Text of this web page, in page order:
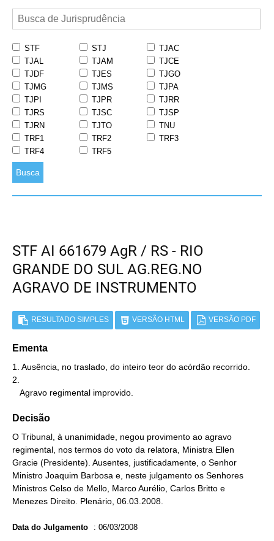
STF STJ
TJAC
TJAL
TJAM
TJCE
TJDF
TJES
TJGO
TJMG
TJMS
TJPA
TJPI
TJPR
TJRR
TJRS
TJSC
TJSP
TJRN
TJTO
TNU
TRF1
TRF2
TRF3
TRF4
TRF5
Busca
STF AI 661679 AgR / RS - RIO
GRANDE DO SUL AG.REG.NO
AGRAVO DE INSTRUMENTO
RESULTADO SIMPLES VERSÃO HTML VERSÃO PDF
Ementa
1. Ausência, no traslado, do inteiro teor do acórdão recorrido.
2.
   Agravo regimental improvido.
Decisão
O Tribunal, à unanimidade, negou provimento ao agravo
regimental, nos termos do voto da relatora, Ministra Ellen
Gracie (Presidente). Ausentes, justificadamente, o Senhor
Ministro Joaquim Barbosa e, neste julgamento os Senhores
Ministros Celso de Mello, Marco Aurélio, Carlos Britto e
Menezes Direito. Plenário, 06.03.2008.
Data do Julgamento : 06/03/2008